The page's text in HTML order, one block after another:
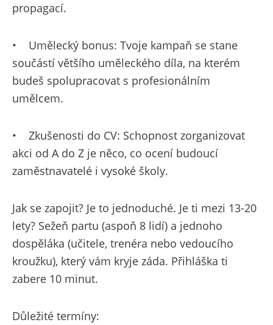
propagací.
•
Umělecký bonus: Tvoje kampaň se stane
součástí většího uměleckého díla, na kterém
budeš spolupracovat s profesionálním
umělcem.
•
Zkušenosti do CV: Schopnost zorganizovat
akci od A do Z je něco, co ocení budoucí
zaměstnavatelé i vysoké školy.
Jak se zapojit? Je to jednoduché. Je ti mezi 13-20
lety? Sežeň partu (aspoň 8 lidí) a jednoho
dospěláka (učitele, trenéra nebo vedoucího
kroužku), který vám kryje záda. Přihláška ti
zabere 10 minut.
Důležité termíny: